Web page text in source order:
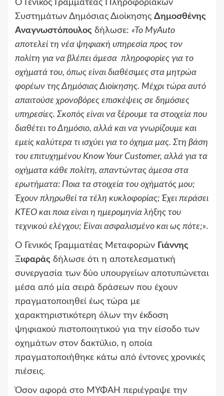
Ο Γενικός Γραμματέας Πληροφοριακών
Συστημάτων Δημόσιας Διοίκησης Δημοσθένης
Αναγνωστόπουλος δήλωσε: «Το MyAuto
αποτελεί τη νέα ψηφιακή υπηρεσία προς τον
πολίτη για να βλέπει άμεσα πληροφορίες για το
οχήματά του, όπως είναι διαθέσιμες στα μητρώα
φορέων της Δημόσιας Διοίκησης. Μέχρι τώρα αυτό
απαιτούσε χρονοβόρες επισκέψεις σε δημόσιες
υπηρεσίες. Σκοπός είναι να ξέρουμε τα στοιχεία που
διαθέτει το Δημόσιο, αλλά και να γνωρίζουμε και
εμείς καλύτερα τι ισχύει για το όχημα μας. Στη βάση
του επιτυχημένου Know Your Customer, αλλά για τα
οχήματα κάθε πολίτη, απαντώντας άμεσα στα
ερωτήματα: Ποια τα στοιχεία του οχήματός μου;
Έχουν πληρωθεί τα τέλη κυκλοφορίας; Έχει περάσει
ΚΤΕΟ και ποια είναι η ημερομηνία λήξης του
τεχνικού ελέγχου; Είναι ασφαλισμένο και ως πότε;».
Ο Γενικός Γραμματέας Μεταφορών
Γιάννης
Ξιφαράς δήλωσε ότι η αποτελεσματική
συνεργασία των δύο υπουργείων αποτυπώνεται
μέσα από μία σειρά δράσεων που έχουν
πραγματοποιηθεί έως τώρα με
χαρακτηριστικότερη όλων την έκδοση
ψηφιακού πιστοποιητικού για την είσοδο των
οχημάτων στον δακτύλιο, η οποία
πραγματοποιήθηκε κάτω από έντονες χρονικές
πιέσεις.
Όσον αφορά στο ΜΥΦΑΗ περιέγραψε την